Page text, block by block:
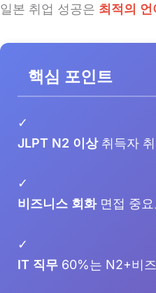
일본 취업 성공은 최적의
핵심 포인트
✓
JLPT N2 이상취득자
✓
비즈니스 회화면접 중요
✓
IT 직무 60%는 N2+비